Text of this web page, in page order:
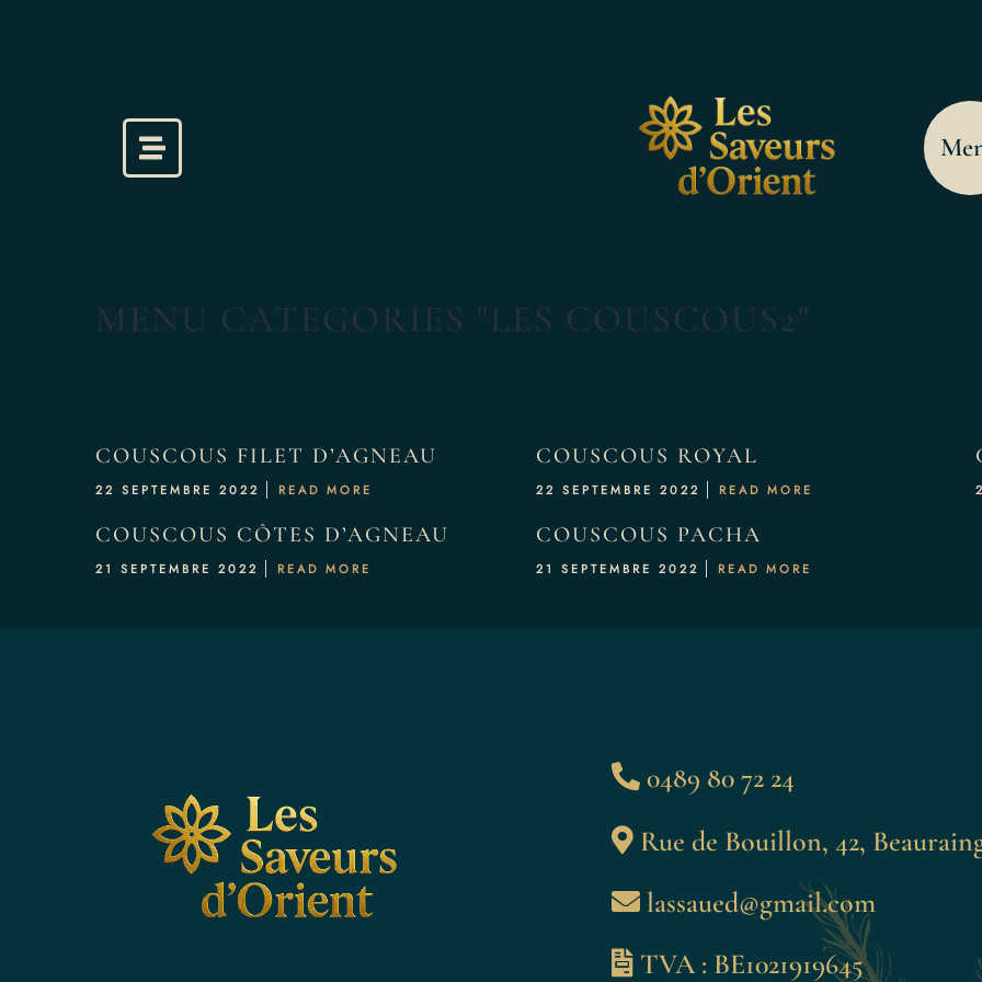
MENU CATEGORIES "LES COUSCOUS2"
COUSCOUS FILET D’AGNEAU
22 SEPTEMBRE 2022 READ MORE
COUSCOUS ROYAL
22 SEPTEMBRE 2022 READ MORE
COUSCOUS CÔTES D’AGNEAU
21 SEPTEMBRE 2022 READ MORE
COUSCOUS PACHA
21 SEPTEMBRE 2022 READ MORE
0489 80 72 24
Rue de Bouillon, 42,
lassaued@gmail.com
TVA : BE1021919645
Carte
Galerie